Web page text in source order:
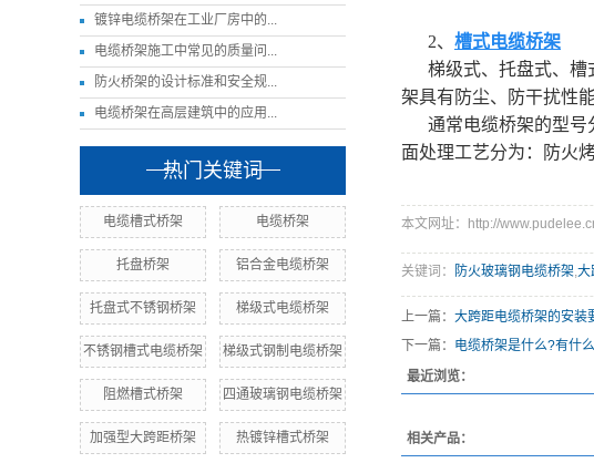
镀锌电缆桥架在工业厂房中的...
电缆桥架施工中常见的质量问...
防火桥架的设计标准和安全规...
电缆桥架在高层建筑中的应用...
热门关键词
电缆槽式桥架 电缆桥架
托盘桥架 铝合金电缆桥架
托盘式不锈钢桥架 梯级式电缆桥架
不锈钢槽式电缆桥架 梯级式钢制电缆桥架
阻燃槽式桥架 四通玻璃钢电缆桥架
加强型大跨距桥架 热镀锌槽式桥架
2、 槽式电缆桥架
梯级式、托盘式、槽
架具有防尘、防干扰性能
通常电缆桥架的型号
面处理工艺分为：防火
本文网址：http://
关键词： 防火玻璃钢电缆桥架,大
上一篇： 大跨距电缆桥架的安装
下一篇： 电缆桥架是什么?有什
最近浏览：
相关产品：